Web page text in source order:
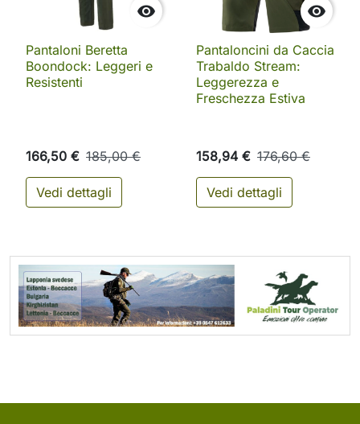

Pantaloni Beretta
Boondock: Leggeri e
Resistenti
166,50 € 185,00 €
Vedi dettagli

Pantaloncini da Caccia
Trabaldo Stream:
Leggerezza e
Freschezza Estiva
158,94 € 176,60 €
Vedi dettagli